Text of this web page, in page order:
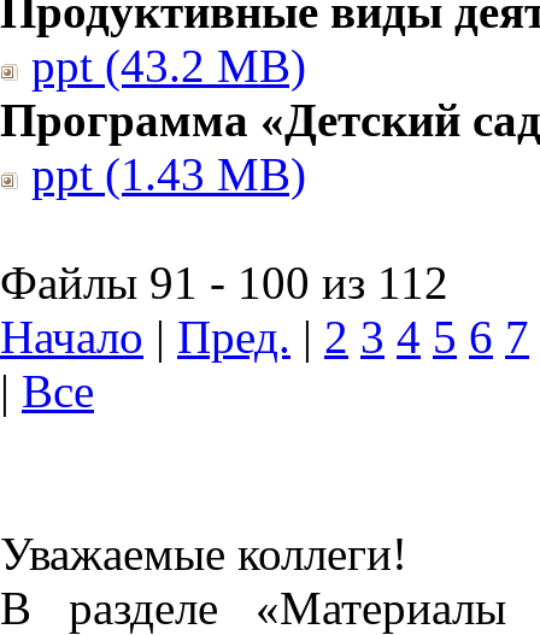
Продуктивные виды
ppt (43.2 MB)
Программа «Детский
ppt (1.43 MB)
Файлы 91 - 100 из 112
Начало | Пред. | 2 3 4 5 6 7
| Все
Уважаемые коллеги!
В разделе «Материалы